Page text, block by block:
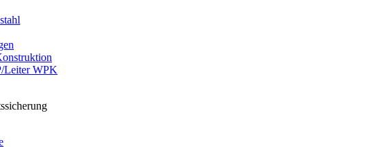
Dropdown
Leiter WPK